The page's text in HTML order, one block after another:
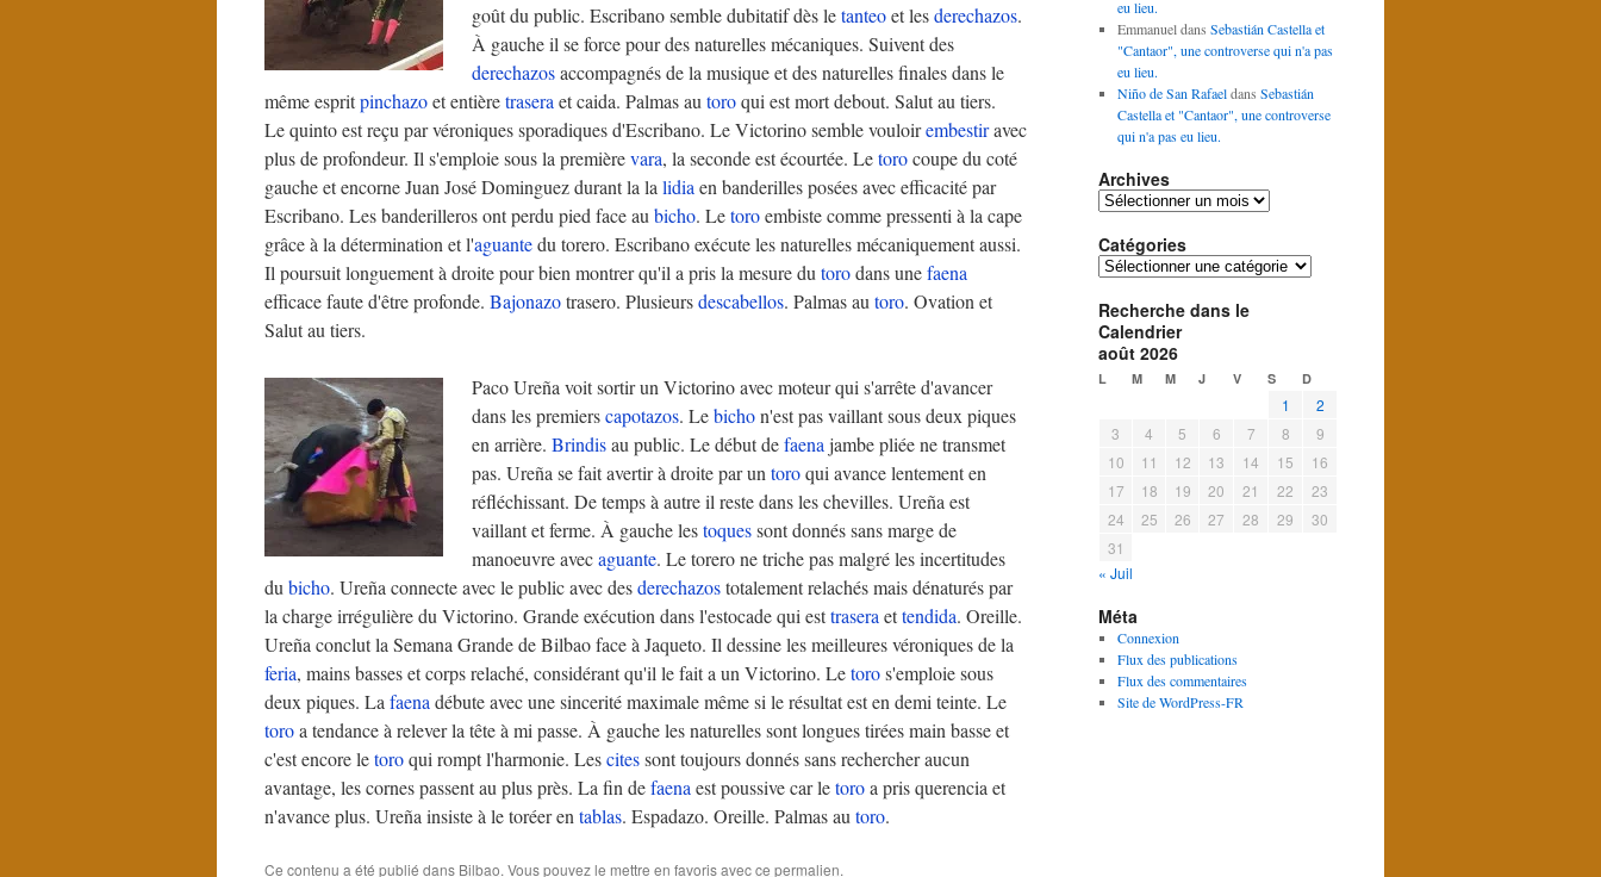
goût du public. Escribano semble dubitatif dès letanteoet lesderechazos.
À gauche il se force pour des naturelles mécaniques. Suivent des
derechazosaccompagnés de la musique et des naturelles finales dans le
même espritpinchazoet entièretrasera et caida. Palmas au toroqui est mort debout. Salut au tiers.
Le quinto est reçu par véroniques sporadiques d'Escribano. Le Victorino semble vouloirembestiravec
plus de profondeur. Il s'emploie sous la premièrevara, la seconde est écourtée. Letorocoupe du coté
gauche et encorne Juan José Dominguez durant la la lidia en banderilles posées avec efficacité par
Escribano. Les banderilleros ont perdu pied face au bicho. Letoroembiste comme pressenti à la cape
grâce à la détermination et l'aguantedu torero. Escribano exécute les naturelles mécaniquement aussi.
Il poursuit longuement à droite pour bien montrer qu'il a pris la mesure du torodans unefaena
efficace faute d'être profonde. Bajonazotrasero. Plusieursdescabellos. Palmas au toro. Ovation et
Salut au tiers.
Paco Ureña voit sortir un Victorino avec moteur qui s'arrête d'avancer
dans les premierscapotazos. Lebichon'est pas vaillant sous deux piques
en arrière. Brindisau public. Le début defaena jambe pliée ne transmet
pas. Ureña se fait avertir à droite par un toroqui avance lentement en
réfléchissant. De temps à autre il reste dans les chevilles. Ureña est
vaillant et ferme. À gauche lestoquessont donnés sans marge de
manoeuvre avecaguante. Le torero ne triche pas malgré les incertitudes
du bicho. Ureña connecte avec le public avec desderechazostotalement relachés mais dénaturés par
la charge irrégulière du Victorino. Grande exécution dans l'estocade qui esttrasera ettendida. Oreille.
Ureña conclut la Semana Grande de Bilbao face à Jaqueto. Il dessine les meilleures véroniques de la
feria, mains basses et corps relaché, considérant qu'il le fait a un Victorino. Letoros'emploie sous
deux piques. La faena débute avec une sincerité maximale même si le résultat est en demi teinte. Le
toroa tendance à relever la tête à mi passe. À gauche les naturelles sont longues tirées main basse et
c'est encore letoroqui rompt l'harmonie. Lescitessont toujours donnés sans rechercher aucun
avantage, les cornes passent au plus près. La fin defaena est poussive car letoroa pris querencia et
n'avance plus. Ureña insiste à le toréer en tablas. Espadazo. Oreille. Palmas au toro.
Ce contenu a été publié dans Bilbao. Vous pouvez le mettre en favoris avecce permalien.
eu lieu.
Emmanueldans Sebastián Castella et
"Cantaor", une controverse qui n'a pas
eu lieu.
Niño de San Rafaeldans Sebastián
Castella et "Cantaor", une controverse
qui n'a pas eu lieu.
Archives
Archives
Catégories
Catégories
Recherche dans le
Calendrier
août 2026
L M M J V S D
1
2
3
4 5 6 7 8
9
10
11 12 13 14 15
16
17
18 19 20 21 22
23
24
25 26 27 28 29
30
31
« Juil
Méta
Connexion
Flux des publications
Flux des commentaires
Site de WordPress-FR